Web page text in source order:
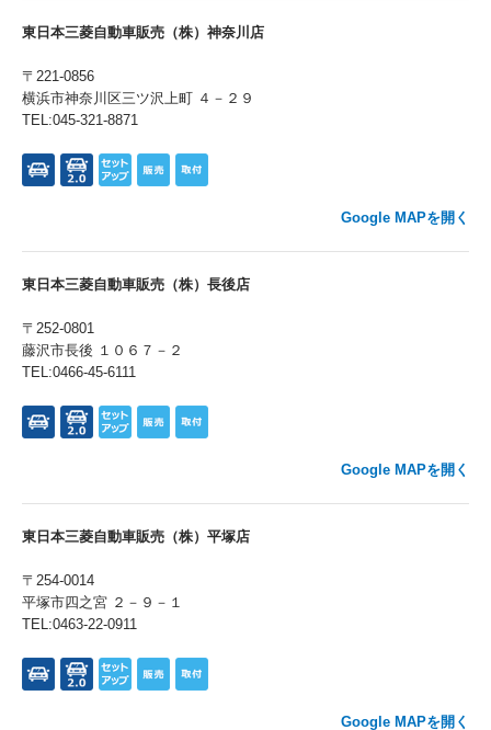
東日本三菱自動車販売（株）神奈川店
〒221-0856
横浜市神奈川区三ツ沢上町 ４－２９
TEL:045-321-8871
Google MAPを開く
東日本三菱自動車販売（株）長後店
〒252-0801
藤沢市長後 １０６７－２
TEL:0466-45-6111
Google MAPを開く
東日本三菱自動車販売（株）平塚店
〒254-0014
平塚市四之宮 ２－９－１
TEL:0463-22-0911
Google MAPを開く